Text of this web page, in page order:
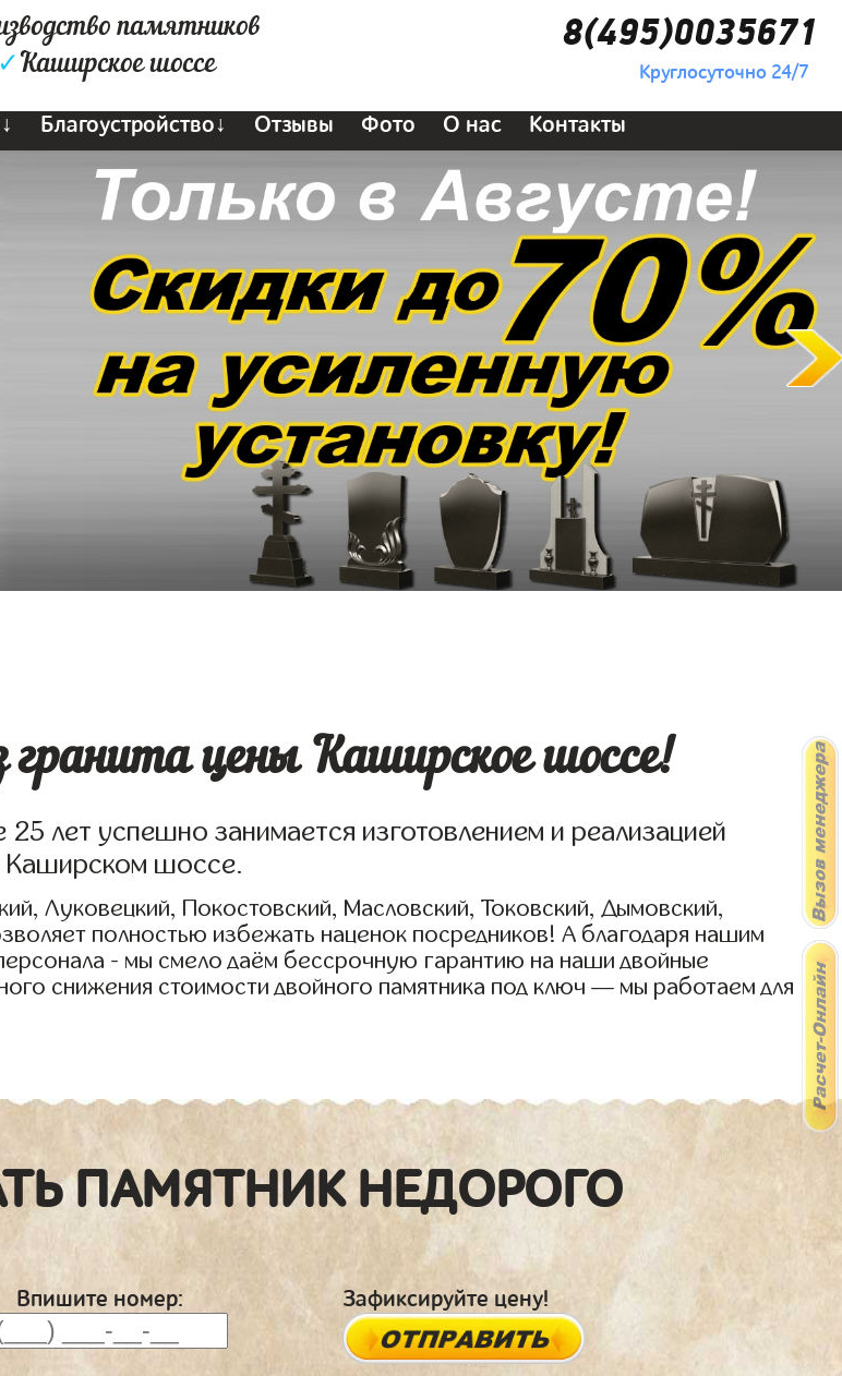
памятников
✓Каширское шоссе
8(495)0035671
Круглосуточно 24/7
Благоустройство↓ Отзывы Фото О нас Контакты
цены Каширское шоссе!
лет успешно занимается изготовлением и реализацией
Каширском шоссе.
Луковецкий, Покостовский, Масловский, Токовский, Дымовский,
полностью избежать наценок посредников! А благодаря нашим
- мы смело даём бессрочную гарантию на наши двойные
снижения стоимости двойного памятника под ключ — мы работаем для
ПАМЯТНИК НЕДОРОГО
Впишите номер: Зафиксируйте цену!